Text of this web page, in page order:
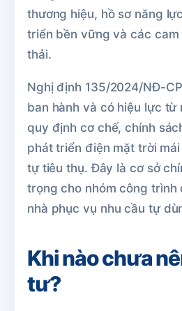
thương hiệu, hồ sơ năng
triển bền vững và các
thải.
Nghị định 135/2024/NĐ-
ban hành và có hiệu lực từ
quy định cơ chế, chính
phát triển điện mặt trời
tự tiêu thụ. Đây là cơ sở
trọng cho nhóm công trình
nhà phục vụ nhu cầu tự
Khi nào chưa
tư?